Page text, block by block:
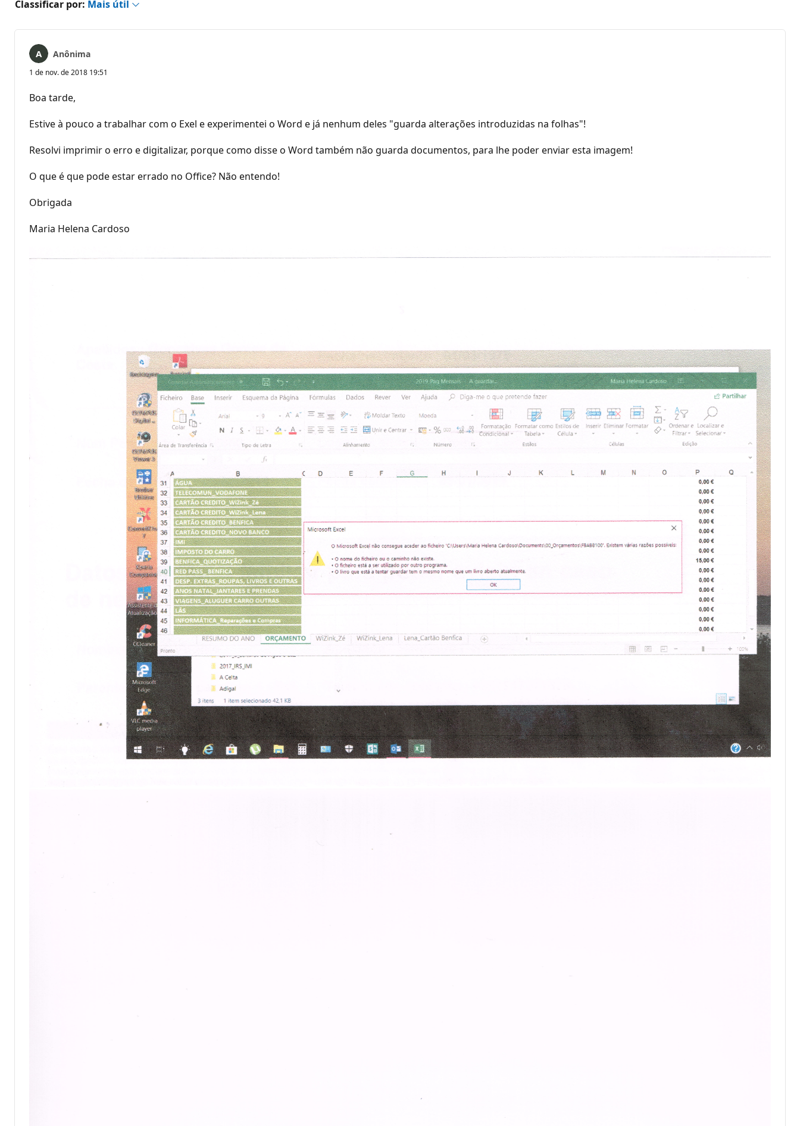
Classificar por: Mais útil
Anônima
1 de nov. de 2018 19:51
Boa tarde,
Estive à pouco a trabalhar com o Exel e experimentei o Word e já nenhum deles "guarda alterações introduzidas na folhas"!
Resolvi imprimir o erro e digitalizar, porque como disse o Word também não guarda documentos, para lhe poder enviar esta imagem!
O que é que pode estar errado no Office? Não entendo!
Obrigada
Maria Helena Cardoso